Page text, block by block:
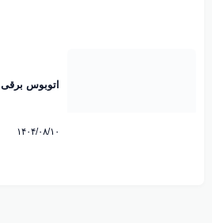
اتوبوس
۱۴۰۴/۰۸/۱۰